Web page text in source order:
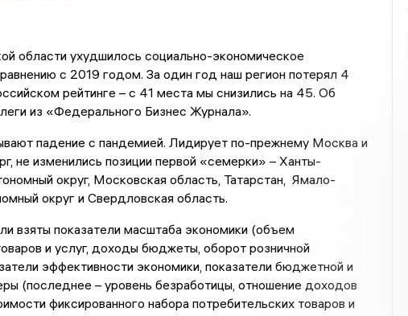
области ухудшилось социально-экономическое
с 2019 годом. За один год наш регион потерял 4
рейтинге – с 41 места мы снизились на 45. Об
из «Федерального Бизнес Журнала».
падение с пандемией. Лидирует по-прежнему Москва и
не изменились позиции первой «семерки» – Ханты-
округ, Московская область, Татарстан, Ямало-
округ и Свердловская область.
взяты показатели масштаба экономики (объем
и услуг, доходы бюджеты, оборот розничной
эффективности экономики, показатели бюджетной и
(последнее – уровень безработицы, отношение доходов
фиксированного набора потребительских товаров и